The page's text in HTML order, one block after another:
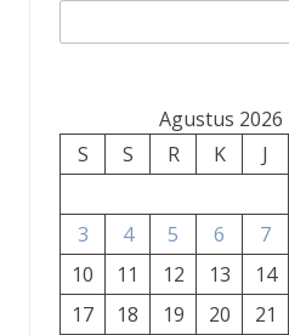
Agustus 2026
S
S R K J
3
4 5 6 7
10
11 12 13 14
17
18 19 20 21